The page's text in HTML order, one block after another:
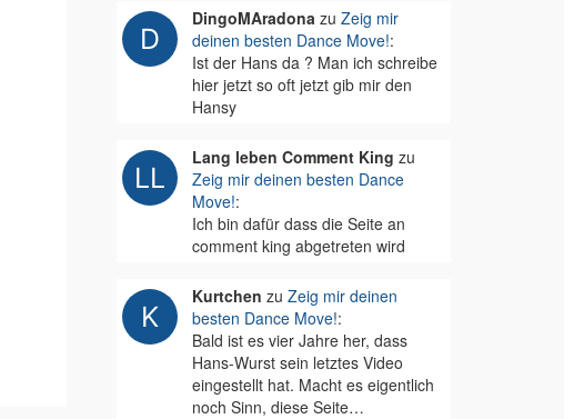
DingoMAradonazu Zeig mir
deinen besten Dance Move!:
Ist der Hans da ? Man ich schreibe
hier jetzt so oft jetzt gib mir den
Hansy
Lang leben Comment King zu
Zeig mir deinen besten Dance
Move!:
Ich bin dafür dass die Seite an
comment king abgetreten wird
Kurtchen zu Zeig mir deinen
besten Dance Move!:
Bald ist es vier Jahre her, dass
Hans-Wurst sein letztes Video
eingestellt hat. Macht es eigentlich
noch Sinn, diese Seite…